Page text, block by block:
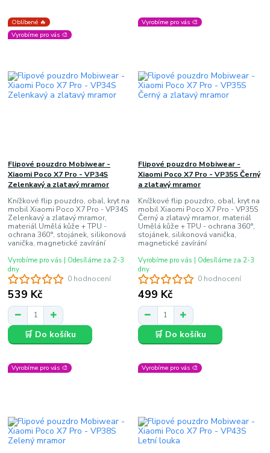
Oblíbené 🔥
Vyrobíme pro vás 🎨
0 hodnocení
Flipové pouzdro Mobiwear -
Xiaomi Poco X7 Pro - VP34S
Zelenkavý a zlatavý mramor
Knížkové flip pouzdro, obal, kryt na
mobil Xiaomi Poco X7 Pro - VP34S
Zelenkavý a zlatavý mramor,
materiál Umělá kůže + TPU -
ochrana 360°, stojánek, silikonová
vanička, magnetické zavírání
539 Kč
Vyrobíme pro vás | Odesíláme za 2-3
dny
🛒 Do košíku
Vyrobíme pro vás 🎨
0 hodnocení
Flipové pouzdro Mobiwear -
Xiaomi Poco X7 Pro - VP35S Černý
a zlatavý mramor
Knížkové flip pouzdro, obal, kryt na
mobil Xiaomi Poco X7 Pro - VP35S
Černý a zlatavý mramor, materiál
Umělá kůže + TPU - ochrana 360°,
stojánek, silikonová vanička,
magnetické zavírání
499 Kč
Vyrobíme pro vás | Odesíláme za 2-3
dny
🛒 Do košíku
Vyrobíme pro vás 🎨 Vyrobíme pro vás 🎨